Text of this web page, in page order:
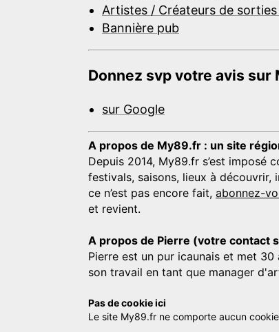
Artistes / Créateurs de
Bannière pub
Donnez svp votre avis sur
sur Google
A propos de My89.fr : un site
Depuis 2014, My89.fr s’est imposé
festivals, saisons, lieux à découvrir,
ce n’est pas encore fait, abonnez-
et revient.
A propos de Pierre (votre contact
Pierre est un pur icaunais et met
son travail en tant que manager
Pas de cookie ici
Le site My89.fr ne comporte aucun